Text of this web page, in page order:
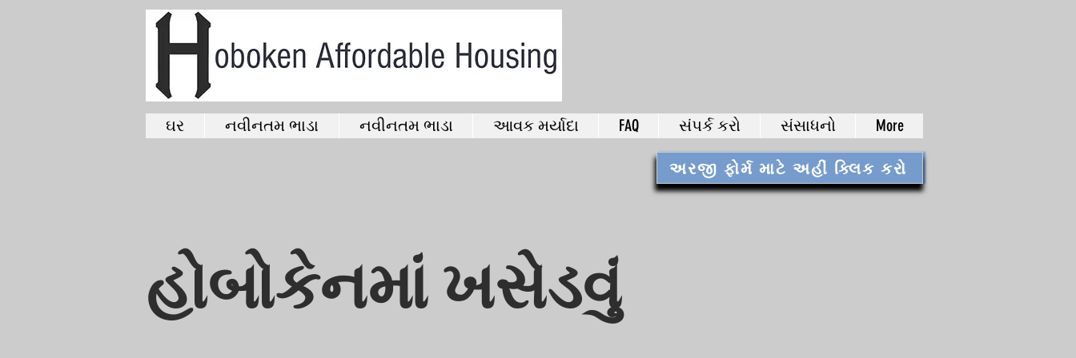
ઘર નવીનતમ ભાડા નવીનતમ ભાડા આવક મર્યાદા FAQ સંપર્ક કરો સંસાધનો More
અરજી ફોર્મ માટે અહીં ક્લિક કરો
હોબોકેનમાં ખસેડવું